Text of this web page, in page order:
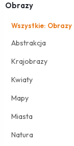
Obrazy
Wszystkie: Obrazy
Abstrakcja
Krajobrazy
Kwiaty
Mapy
Miasta
Natura